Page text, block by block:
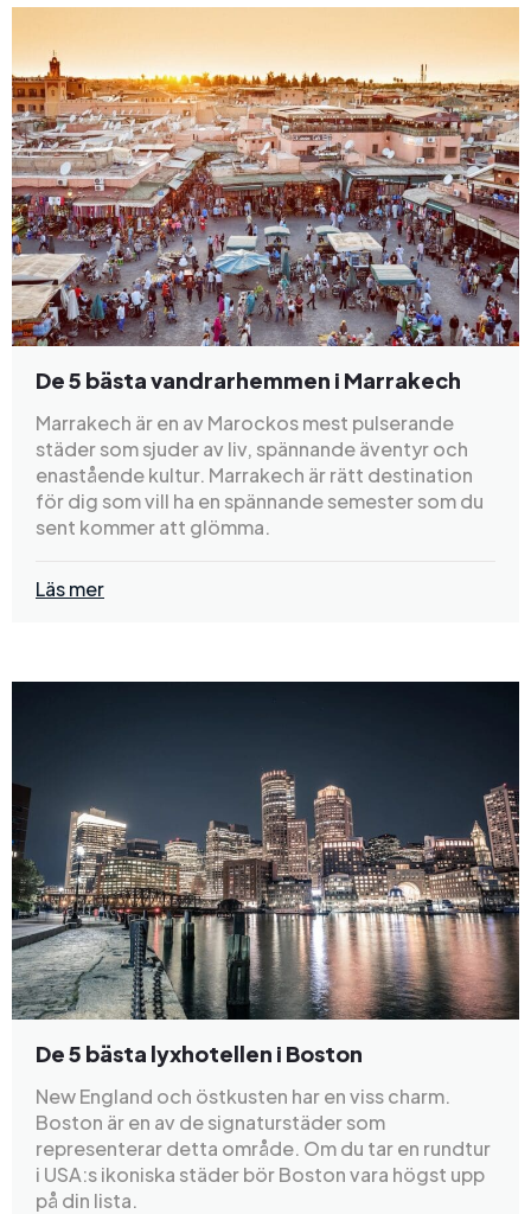
De 5 bästa vandrarhemmen i Marrakech
Marrakech är en av Marockos mest pulserande
städer som sjuder av liv, spännande äventyr och
enastående kultur. Marrakech är rätt destination
för dig som vill ha en spännande semester som du
sent kommer att glömma.
Läs mer
De 5 bästa lyxhotellen i Boston
New England och östkusten har en viss charm.
Boston är en av de signaturstäder som
representerar detta område. Om du tar en rundtur
i USA:s ikoniska städer bör Boston vara högst upp
på din lista.